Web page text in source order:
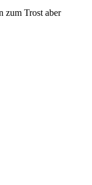
zum Trost aber